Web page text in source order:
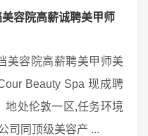
容院高薪诚聘美甲师
美容院高薪聘美甲师美
Beauty Spa 现成聘
地处伦敦一区,任务环境
司同顶级美容产 ...